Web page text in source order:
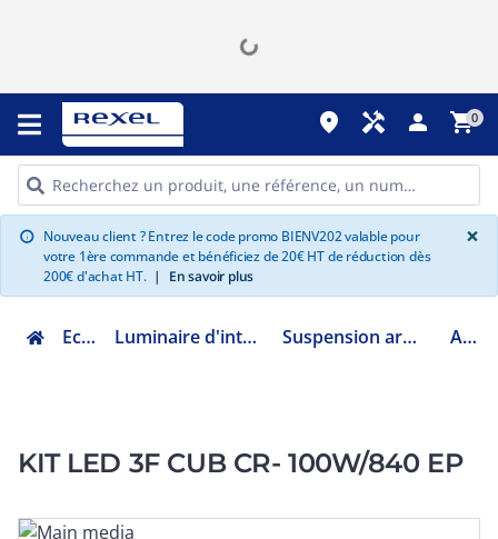
place handyman person shopping_cart0
info Nouveau client ? Entrez le code promo BIENV202 valable pour
votre 1ère commande et bénéficiez de 20€ HT de réduction dès
200€ d'achat HT. | En savoir plus
×
Eclairage Luminaire d'intérieur fonctionnel Suspension armature industrielle A5233
KIT LED 3F CUB CR- 100W/840 EP